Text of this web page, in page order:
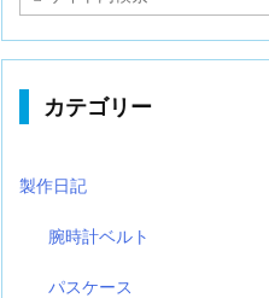
カテゴリー
製作日記
腕時計ベルト
パスケース